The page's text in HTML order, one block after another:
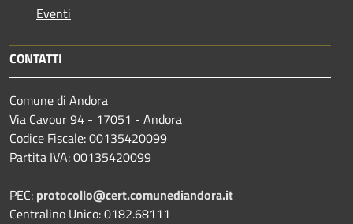
Eventi
CONTATTI
Comune di Andora
Via Cavour 94 - 17051 - Andora
Codice Fiscale: 00135420099
Partita IVA: 00135420099
PEC: protocollo@cert.comunediandora.it
Centralino Unico: 0182.68111